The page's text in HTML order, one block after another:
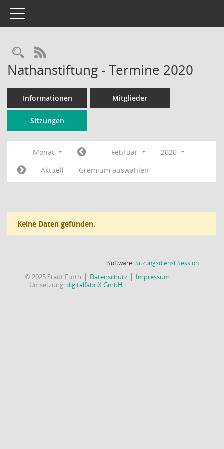
Toggle navigation
Rechercheauswahl
RSS-Feed
Nathanstiftung - Termine 2020
Informationen Mitglieder
Sitzungen
Monat Februar
2020
Aktuell
Gremium auswählen
Keine Daten gefunden.
Software:SitzungsdienstSession(Wird in
© 2025 Stadt Fürth Datenschutz
Impressum
Umsetzung:digitalfabriX GmbH